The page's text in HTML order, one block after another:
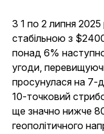
З 1 по 2 липня
стабільною з
понад 6%
угоди,
просунулася на 7-
10-точковий
ще значно нижче
геополітичного